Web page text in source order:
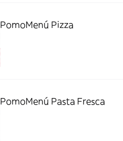
PomoMenú Pizza
PomoMenú Pasta Fresca